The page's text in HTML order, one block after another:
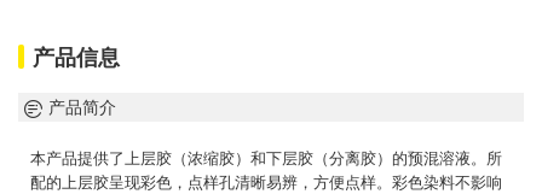
产品信息
产品简介
本产品提供了上层胶（浓缩胶）和下层胶（分离胶）的预混溶液。所
配的上层胶呈现彩色，点样孔清晰易辨，方便点样。彩色染料不影响